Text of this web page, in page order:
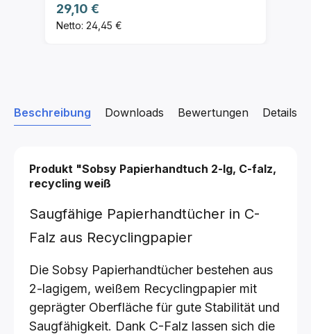
Regulärer Preis:
29,10 €
Netto: 24,45 €
Beschreibung Downloads Details
Bewertungen
Produkt "Sobsy Papierhandtuch 2-lg, C-falz,
recycling weiß
Saugfähige Papierhandtücher in C-
Falz aus Recyclingpapier
Die Sobsy Papierhandtücher bestehen aus
2-lagigem, weißem Recyclingpapier mit
geprägter Oberfläche für gute Stabilität und
Saugfähigkeit. Dank C-Falz lassen sich die